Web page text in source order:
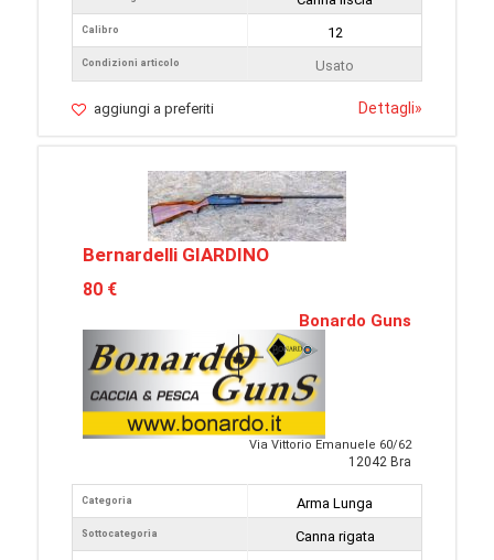
Calibro
Condizioni articolo
12
Usato
aggiungi a preferiti Dettagli»
Bernardelli GIARDINO
80 €
Bonardo Guns
Via Vittorio Emanuele 60/62
12042 Bra
Categoria
Sottocategoria
Arma Lunga
Canna rigata